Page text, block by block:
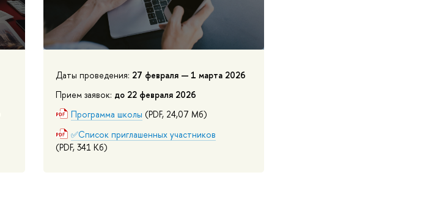
Даты проведения: 27 февраля — 1 марта 2026
Прием заявок: до 22 февраля 2026
Программа школы (PDF, 24,07 Мб)
✅Список приглашенных участников
(PDF, 341 Кб)